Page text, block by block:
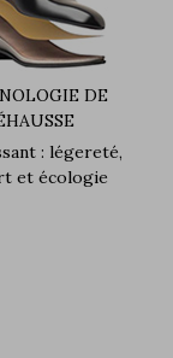
DE
: légereté,
et écologie